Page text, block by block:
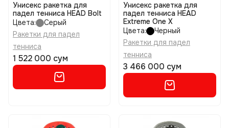
Унисекс ракетка для
падел тенниса HEAD Bolt
Цвета:
Серый
Ракетки для падел
тенниса
1 522 000 сум
Унисекс ракетка для
падел тенниса HEAD
Extreme One X
Цвета:
Черный
Ракетки для падел
тенниса
3 466 000 сум